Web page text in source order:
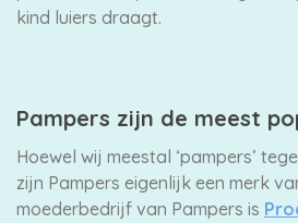
kind luiers draagt.
Pampers zijn de meest
Hoewel wij meestal ‘pampers’
zijn Pampers eigenlijk een merk
moederbedrijf van Pampers is